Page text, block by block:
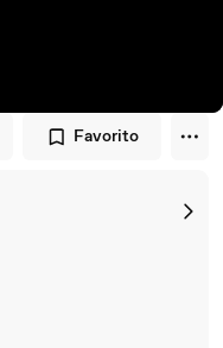
Favorito